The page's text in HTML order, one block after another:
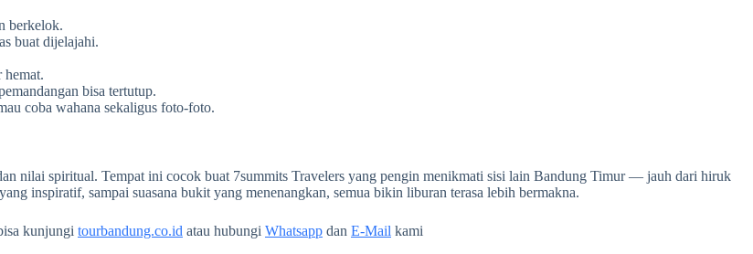
berkelok.
buat dijelajahi.
hemat.
bisa tertutup.
coba wahana sekaligus foto-foto.
nilai spiritual. Tempat ini cocok buat 7summits Travelers yang pengin menikmati sisi lain Bandung Timur — jauh dari hiruk
inspiratif, sampai suasana bukit yang menenangkan, semua bikin liburan terasa lebih bermakna.
kunjungi tourbandung.co.id atau hubungi Whatsapp dan E-Mail kami